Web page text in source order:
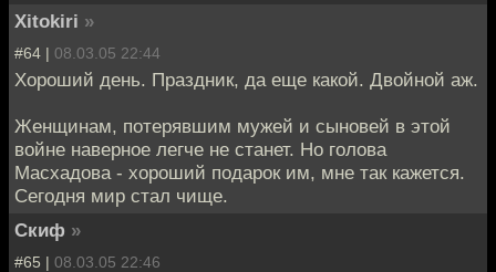
Xitokiri »
#64 | 08.03.05 22:44
Хороший день. Праздник, да еще какой. Двойной аж.
Женщинам, потерявшим мужей и сыновей в этой
войне наверное легче не станет. Но голова
Масхадова - хороший подарок им, мне так кажется.
Сегодня мир стал чище.
Скиф »
#65 | 08.03.05 22:46